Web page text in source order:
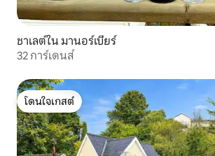
ชาเลต์ใน มานอร์เบียร์
32 การ์เดนส์
โดนใจเกสต์
โดนใจเกสต์